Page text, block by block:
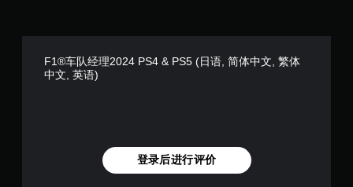
F1®车队经理2024 PS4 & PS5 (日语, 简体中文, 繁体
中文, 英语)
登录后进行评价